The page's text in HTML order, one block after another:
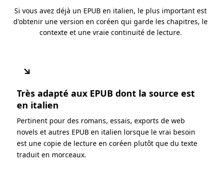
Si vous avez déjà un EPUB en italien, le plus important est
d'obtenir une version en coréen qui garde les chapitres, le
contexte et une vraie continuité de lecture.
↘
Très adapté aux EPUB dont la source est
en italien
Pertinent pour des romans, essais, exports de web
novels et autres EPUB en italien lorsque le vrai besoin
est une copie de lecture en coréen plutôt que du texte
traduit en morceaux.